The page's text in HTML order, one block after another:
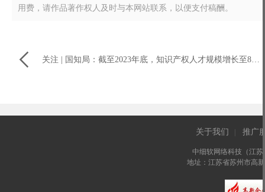
用费，请作品著作权人及时与本网站联系，以便支付稿酬。
 关注 | 国知局：截至2023年底，知识产权人才规模增长至86万人
关于我们 推广
中细软网络科技（江
地址：江苏省苏州市高